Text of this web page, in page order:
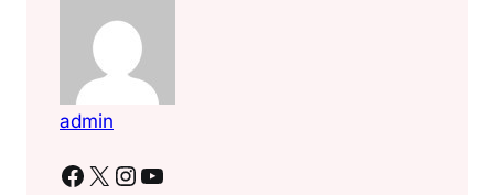
admin
Facebook X Instagram YouTube